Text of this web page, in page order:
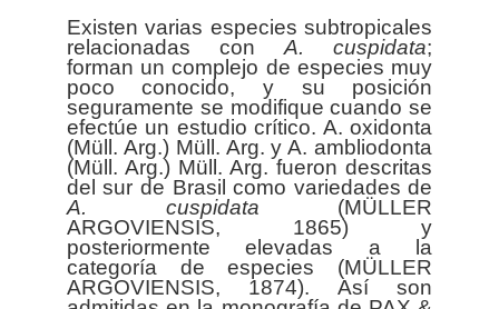
Existen varias especies subtropicales
relacionadas conA. cuspidata;
forman un complejo de especies muy
poco conocido, y su posición
seguramente se modifique cuando se
efectúe un estudio crítico. A. oxidonta
(Müll. Arg.) Müll. Arg. y A. ambliodonta
(Müll. Arg.) Müll. Arg. fueron descritas
del sur de Brasil como variedades de
A. cuspidata (MÜLLER
ARGOVIENSIS, 1865) y
posteriormente elevadas a la
categoría de especies (MÜLLER
ARGOVIENSIS, 1874). Así son